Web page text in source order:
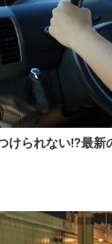
けられない!?最新